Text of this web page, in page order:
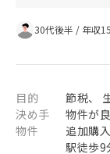
30代後半 / 年収
目的
節税、
決め手
物件が
物件
追加購
駅徒歩9